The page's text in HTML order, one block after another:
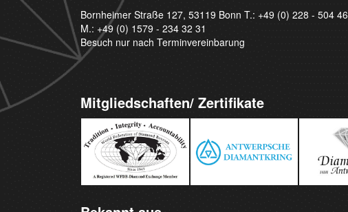
Bornheimer Straße 127, 53119 Bonn T.: +49 (0) 228 - 504
M.: +49 (0) 1579 - 234 32 31
Besuch nur nach Terminvereinbarung
Mitgliedschaften/ Zertifikate